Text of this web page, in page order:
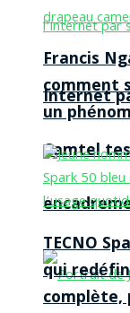
Internet
Camtel
Francis
comment
un
TECNO
qui
complète,